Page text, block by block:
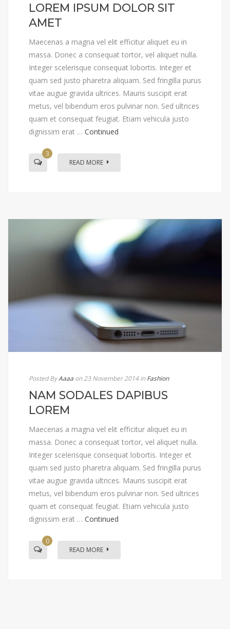
LOREM IPSUM DOLOR SIT
AMET
Maecenas a magna vel elit efficitur aliquet eu in
massa. Donec a consequat tortor, vel aliquet nulla.
Integer scelerisque consequat lobortis. Integer et
quam sed justo pharetra aliquam. Sed fringilla purus
vitae augue gravida ultrices. Mauris suscipit erat
metus, vel bibendum eros pulvinar non. Sed ultrices
quam et consequat feugiat. Etiam vehicula justo
dignissim erat … Continued
3
READ MORE
Posted ByAaaa on 23 November 2014inFashion
NAM SODALES DAPIBUS
LOREM
Maecenas a magna vel elit efficitur aliquet eu in
massa. Donec a consequat tortor, vel aliquet nulla.
Integer scelerisque consequat lobortis. Integer et
quam sed justo pharetra aliquam. Sed fringilla purus
vitae augue gravida ultrices. Mauris suscipit erat
metus, vel bibendum eros pulvinar non. Sed ultrices
quam et consequat feugiat. Etiam vehicula justo
dignissim erat … Continued
0
READ MORE